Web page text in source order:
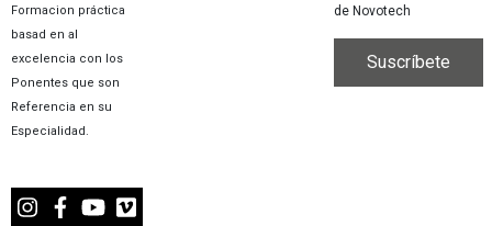
Formacion práctica
basad en al
excelencia con los
Ponentes que son
Referencia en su
Especialidad.
de Novotech